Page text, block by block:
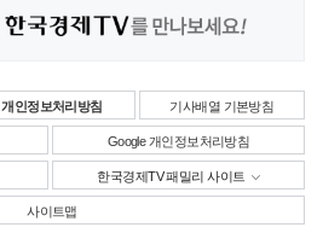
개인정보처리방침 기사배열 기본방침
Google 개인정보처리방침
한국경제TV 패밀리 사이트
사이트맵